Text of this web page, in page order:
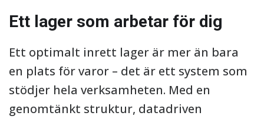
Ett lager som arbetar för dig
Ett optimalt inrett lager är mer än bara
en plats för varor – det är ett system som
stödjer hela verksamheten. Med en
genomtänkt struktur, datadriven